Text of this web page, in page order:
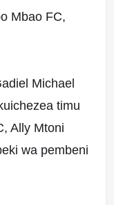
Mbao FC,
Michael
timu
Ally Mtoni
wa pembeni